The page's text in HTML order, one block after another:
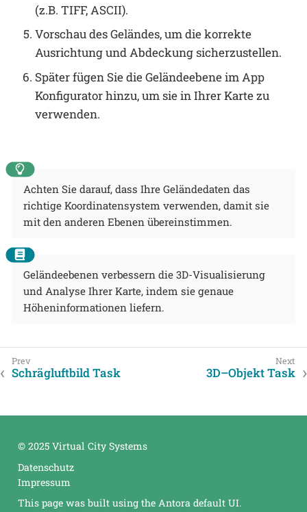
(z.B. TIFF, ASCII).
Vorschau des Geländes, um die korrekte
Ausrichtung und Abdeckung sicherzustellen.
Später fügen Sie die Geländeebene im App
Konfigurator hinzu, um sie in Ihrer Karte zu
verwenden.
Achten Sie darauf, dass Ihre Geländedaten das
richtige Koordinatensystem verwenden, damit sie
mit den anderen Ebenen übereinstimmen.
Geländeebenen verbessern die 3D-Visualisierung
und Analyse Ihrer Karte, indem sie genaue
Höheninformationen liefern.
Schrägluftbild Task 3D–Objekt Task
© 2025 Virtual City Systems
Datenschutz
Impressum
This page was built using the Antora default UI.